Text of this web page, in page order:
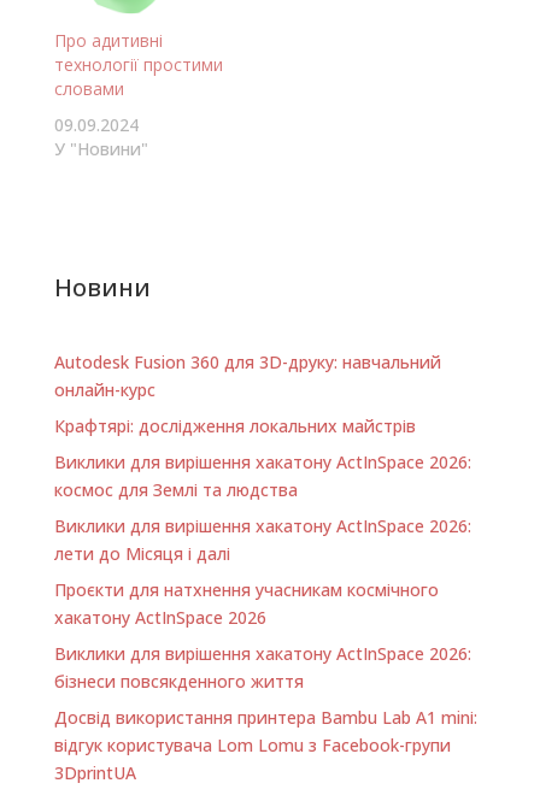
Про адитивні
технології простими
словами
09.09.2024
У "Новини"
Новини
Autodesk Fusion 360 для 3D-друку: навчальний
онлайн-курс
Крафтярі: дослідження локальних майстрів
Виклики для вирішення хакатону ActInSpace 2026:
космос для Землі та людства
Виклики для вирішення хакатону ActInSpace 2026:
лети до Місяця і далі
Проєкти для натхнення учасникам космічного
хакатону ActInSpace 2026
Виклики для вирішення хакатону ActInSpace 2026:
бізнеси повсякденного життя
Досвід використання принтера Bambu Lab A1 minі:
відгук користувача Lom Lomu з Facebook-групи
3DprintUA